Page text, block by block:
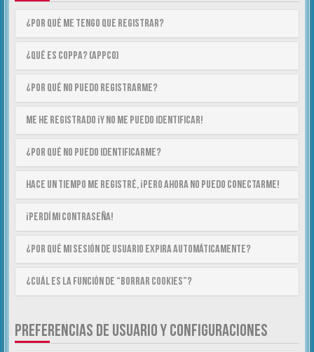
¿Por qué me tengo que registrar?
¿Qué es COPPA? (APPCO)
¿Por qué no puedo registrarme?
Me he registrado ¡y no me puedo identificar!
¿Por qué no puedo identificarme?
Hace un tiempo me registré, ¡pero ahora no puedo conectarme!
¡Perdí mi contraseña!
¿Por qué mi sesión de usuario expira automáticamente?
¿Cuál es la función de “Borrar cookies”?
PREFERENCIAS DE USUARIO Y CONFIGURACIONES